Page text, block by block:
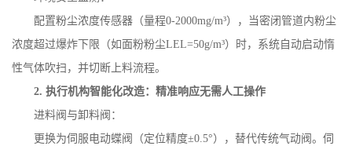
配置粉尘浓度传感器（量程0-2000mg/m³），当密闭管道内粉尘
浓度超过爆炸下限（如面粉粉尘LEL=50g/m³）时，系统自动启动惰
性气体吹扫，并切断上料流程。
2.执行机构智能化改造：精准响应无需人工操作
进料阀与卸料阀：
更换为伺服电动蝶阀（定位精度±0.5°），替代传统气动阀。伺